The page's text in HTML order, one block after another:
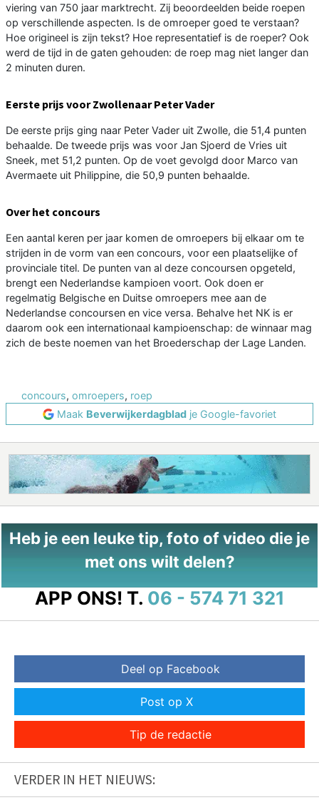
viering van 750 jaar marktrecht. Zij beoordeelden beide roepen
op verschillende aspecten. Is de omroeper goed te verstaan?
Hoe origineel is zijn tekst? Hoe representatief is de roeper? Ook
werd de tijd in de gaten gehouden: de roep mag niet langer dan
2 minuten duren.
Eerste prijs voor Zwollenaar Peter Vader
De eerste prijs ging naar Peter Vader uit Zwolle, die 51,4 punten
behaalde. De tweede prijs was voor Jan Sjoerd de Vries uit
Sneek, met 51,2 punten. Op de voet gevolgd door Marco van
Avermaete uit Philippine, die 50,9 punten behaalde.
Over het concours
Een aantal keren per jaar komen de omroepers bij elkaar om te
strijden in de vorm van een concours, voor een plaatselijke of
provinciale titel. De punten van al deze concoursen opgeteld,
brengt een Nederlandse kampioen voort. Ook doen er
regelmatig Belgische en Duitse omroepers mee aan de
Nederlandse concoursen en vice versa. Behalve het NK is er
daarom ook een internationaal kampioenschap: de winnaar mag
zich de beste noemen van het Broederschap der Lage Landen.
concours, omroepers, roep
Maak Beverwijkerdagblad je Google-favoriet
Heb je een leuke tip, foto of video die je
met ons wilt delen?
APP ONS! T. 06 - 574 71 321
Deel op Facebook
Post op X
Tip de redactie
VERDER IN HET NIEUWS: